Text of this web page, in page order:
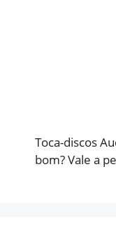
Toca-discos
bom? Vale a